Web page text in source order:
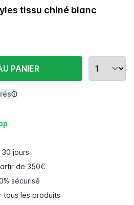
tissu chiné blanc
PANIER
30 jours
de 350€
sécurisé
tous les produits